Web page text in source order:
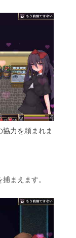
力を頼まれま
まえます。